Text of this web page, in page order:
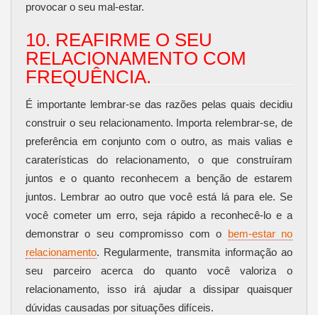
provocar o seu mal-estar.
10. REAFIRME O SEU
RELACIONAMENTO COM
FREQUÊNCIA.
É importante lembrar-se das razões pelas quais decidiu
construir o seu relacionamento. Importa relembrar-se, de
preferência em conjunto com o outro, as mais valias e
caraterísticas do relacionamento, o que construíram
juntos e o quanto reconhecem a benção de estarem
juntos. Lembrar ao outro que você está lá para ele. Se
você cometer um erro, seja rápido a reconhecê-lo e a
demonstrar o seu compromisso com o bem-estar no
relacionamento. Regularmente, transmita informação ao
seu parceiro acerca do quanto você valoriza o
relacionamento, isso irá ajudar a dissipar quaisquer
dúvidas causadas por situações difíceis.